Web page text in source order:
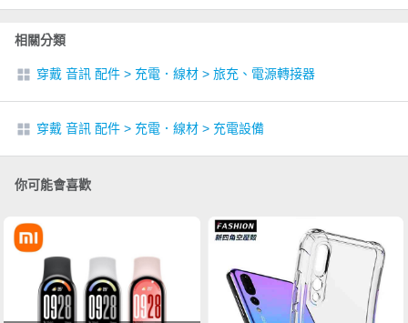
相關分類
穿戴 音訊 配件 > 充電．線材 > 旅充、電源轉接器
穿戴 音訊 配件 > 充電．線材 > 充電設備
你可能會喜歡